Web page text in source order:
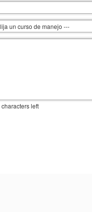
characters left